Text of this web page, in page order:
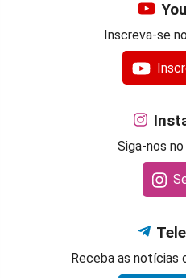
Inscreva-se
Siga-nos
Receba as notícias